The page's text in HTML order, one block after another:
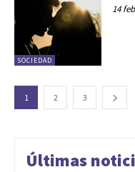
SOCIEDAD
14
1 2 3
Últimas